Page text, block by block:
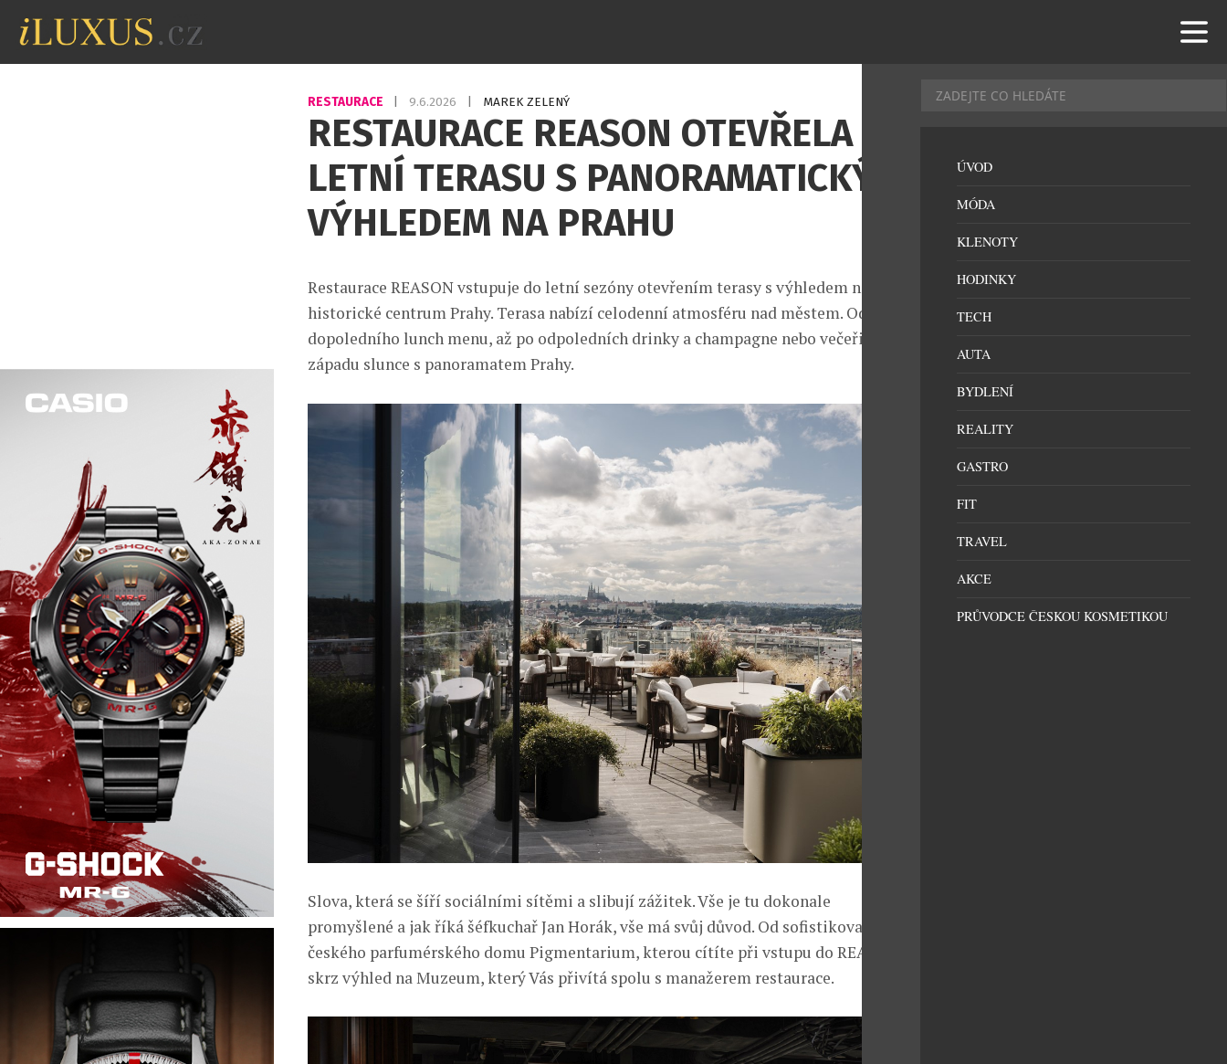
RESTAURACE 9.6.2026 MAREK ZELENÝ
RESTAURACE REASON OTEVŘELA
LETNÍ TERASU S PANORAMATICKÝM
VÝHLEDEM NA PRAHU
Restaurace REASON vstupuje do letní sezóny otevřením terasy s výhledem na
historické centrum Prahy. Terasa nabízí celodenní atmosféru nad městem. Od
dopoledního lunch menu, až po odpoledních drinky a champagne nebo večeři při
západu slunce s panoramatem Prahy.
Slova, která se šíří sociálními sítěmi a slibují zážitek. Vše je tu dokonale
promyšlené a jak říká šéfkuchař Jan Horák, vše má svůj důvod. Od sofistikované vůně
českého parfumérského domu Pigmentarium, kterou cítíte při vstupu do REASON,
skrz výhled na Muzeum, který Vás přivítá spolu s manažerem restaurace.
ÚVOD
MÓDA
KLENOTY
HODINKY
TECH
AUTA
BYDLENÍ
REALITY
GASTRO
FIT
TRAVEL
AKCE
PRŮVODCE ČESKOU KOSMETIKOU